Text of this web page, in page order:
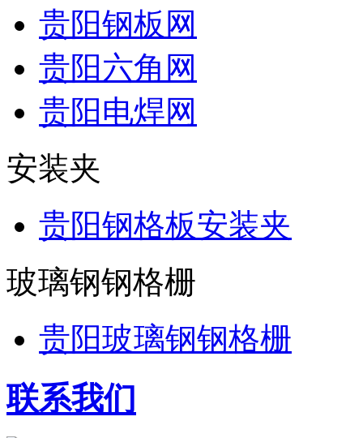
贵阳钢板网
贵阳六角网
贵阳电焊网
安装夹
贵阳钢格板安装夹
玻璃钢钢格栅
贵阳玻璃钢钢格栅
联系我们